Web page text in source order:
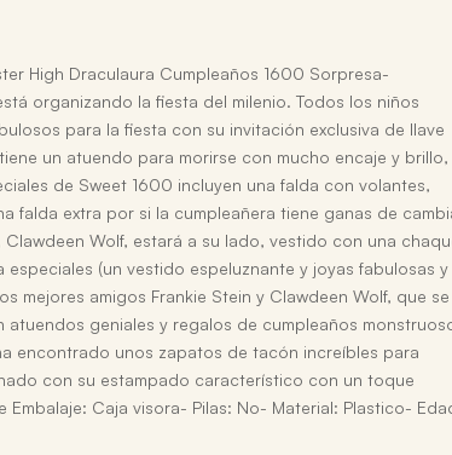
High Draculaura Cumpleaños 1600 Sorpresa-
organizando la fiesta del milenio. Todos los niños
para la fiesta con su invitación exclusiva de llave
un atuendo para morirse con mucho encaje y brillo,
de Sweet 1600 incluyen una falda con volantes,
falda extra por si la cumpleañera tiene ganas de
Wolf, estará a su lado, vestido con una
(un vestido espeluznante y joyas fabulosas y
mejores amigos Frankie Stein y Clawdeen Wolf, que se
geniales y regalos de cumpleaños
encontrado unos zapatos de tacón increíbles para
con su estampado característico con un toque
Caja visora- Pilas: No- Material: Plastico-